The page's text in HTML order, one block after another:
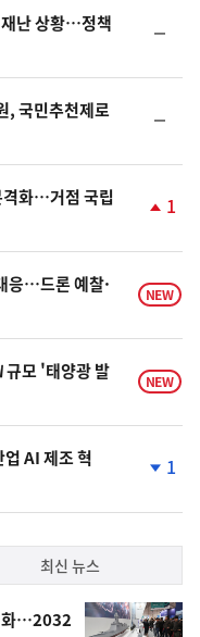
난 상황…정책
일
, 국민추천제로
일
화…거점 국립
상
승
1
응…드론 예찰·
NEW
모 '태양광 발
NEW
AI 제조 혁
하
락
1
최신 뉴스
화…2032